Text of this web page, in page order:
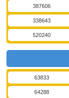
387606
338643
520240
63833
64288